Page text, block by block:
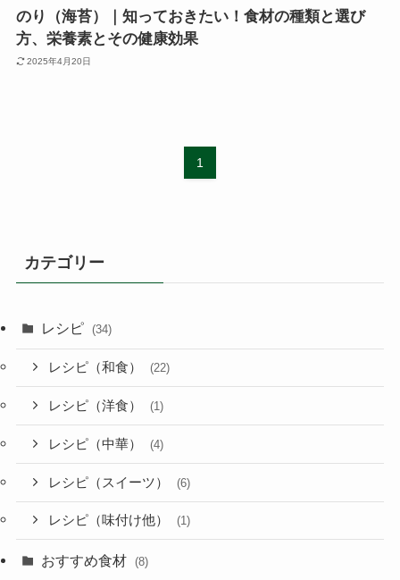
のり（海苔）｜知っておきたい！食材の種類と選び
方、栄養素とその健康効果
2025年4月20日
1
カテゴリー
レシピ (34)
レシピ（和食） (22)
レシピ（洋食） (1)
レシピ（中華） (4)
レシピ（スイーツ） (6)
レシピ（味付け他） (1)
おすすめ食材 (8)